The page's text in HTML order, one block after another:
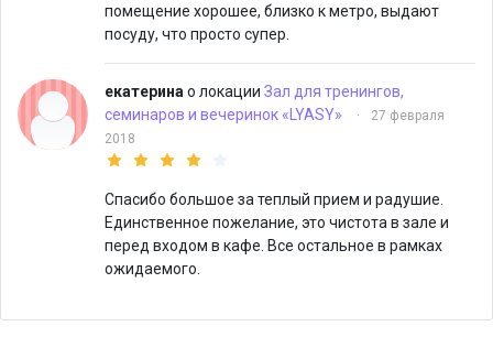
помещение хорошее, близко к метро, выдают
посуду, что просто супер.
екатерина о локации Зал для тренингов,
семинаров и вечеринок «‎LYASY»
·
27 февраля
2018
Спасибо большое за теплый прием и радушие.
Единственное пожелание, это чистота в зале и
перед входом в кафе. Все остальное в рамках
ожидаемого.